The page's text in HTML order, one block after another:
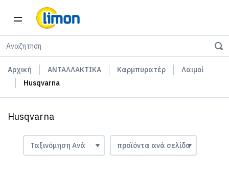
Αρχική ΑΝΤΑΛΛΑΚΤΙΚΑ Καρμπυρατέρ
Λαιμοί
Husqvarna
Husqvarna